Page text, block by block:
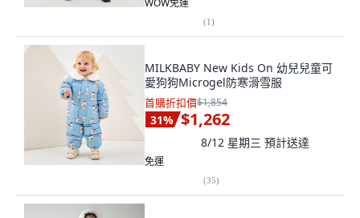
WOW免運
(1)
MILKBABY New Kids On 幼兒兒童可
愛狗狗Microgel防寒滑雪服
首購折扣價$1,854
31% $1,262
8/12 星期三 預計送達
免運
(35)